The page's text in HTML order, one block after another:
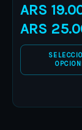
ARS
ARS
be
chosen
on
the
page